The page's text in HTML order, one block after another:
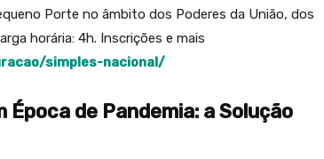
Porte no âmbito dos Poderes da União, dos
horária: 4h. Inscrições e mais
simples-nacional/
de Pandemia: a Solução